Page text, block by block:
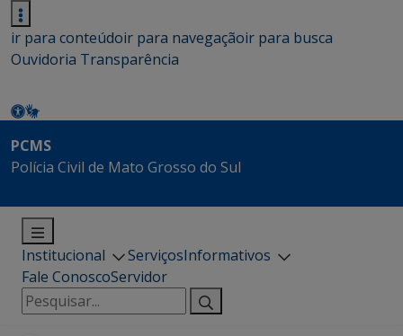
ir para conteúdoir para navegaçãoir para busca
Ouvidoria Transparência
PCMS
Polícia Civil de Mato Grosso do Sul
Institucional ServiçosInformativos
Fale ConoscoServidor
Pesquisar
por: